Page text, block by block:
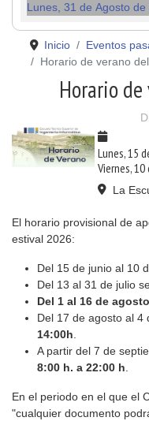
Lunes, 31 de Agosto de
Inicio
Eventos
Horario de verano
Horario
Lunes, 15
Viernes,
La
El horario provisional de
estival 2026:
Del 15 de junio al 10
Del 13 al 31 de julio
Del 1 al 16 de
Del 17 de agosto al 4
14:00h.
A partir del 7 de
8:00 h. a 22:00 h.
En el periodo en el que el
"cualquier documento